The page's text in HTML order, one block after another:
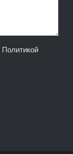
Политикой